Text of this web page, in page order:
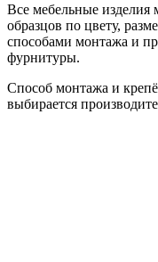
Все мебельные изделия
образцов по цвету,
способами монтажа и
фурнитуры.
Способ монтажа и
выбирается